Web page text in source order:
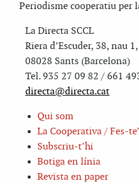
Periodisme cooperatiu per
La Directa SCCL
Riera d’Escuder, 38, nau
08028 Sants (Barcelona)
Tel. 935 27 09 82 / 661
directa@directa.cat
Qui som
La Cooperativa / Fes-
Subscriu-t’hi
Botiga en línia
Revista en paper